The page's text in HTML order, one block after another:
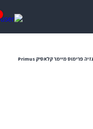
/ גזיה פרימוס מיימר קלאסיק Primus